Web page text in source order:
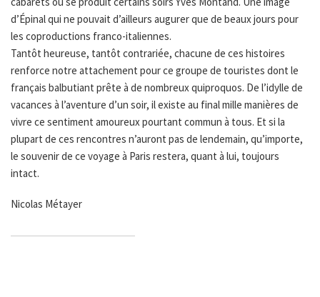
d’Épinal qui ne pouvait d’ailleurs augurer que de beaux jours pour
les coproductions franco-italiennes.
Tantôt heureuse, tantôt contrariée, chacune de ces histoires
renforce notre attachement pour ce groupe de touristes dont le
français balbutiant prête à de nombreux quiproquos. De l’idylle de
vacances à l’aventure d’un soir, il existe au final mille manières de
vivre ce sentiment amoureux pourtant commun à tous. Et si la
plupart de ces rencontres n’auront pas de lendemain, qu’importe,
le souvenir de ce voyage à Paris restera, quant à lui, toujours
intact.
Nicolas Métayer